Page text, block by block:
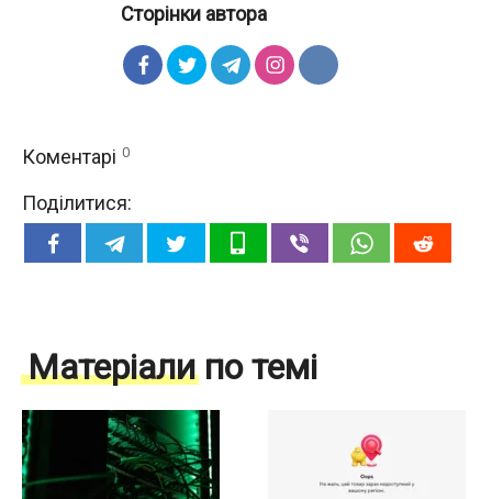
Сторінки автора
Коментарі 0
Поділитися:
Матеріали по темі